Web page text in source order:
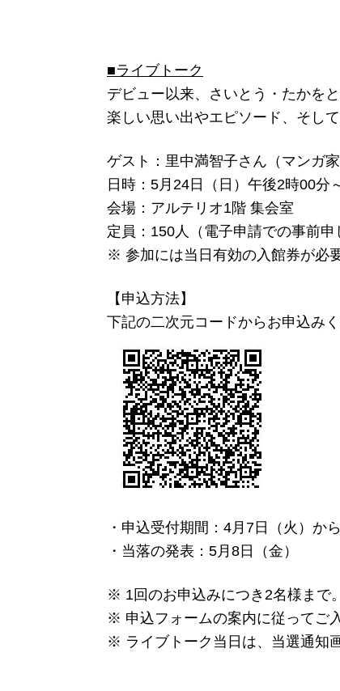
■ライブトーク
デビュー以来、さいとう・たかを
楽しい思い出やエピソード、そし
ゲスト：里中満智子さん（マンガ
日時：5月24日（日）午後2時00分
会場：アルテリオ1階 集会室
定員：150人（電子申請での事前申
※ 参加には当日有効の入館券が必要
【申込方法】
下記の二次元コードからお申込みく
・申込受付期間：4月7日（火）か
・当落の発表：5月8日（金）
※ 1回のお申込みにつき2名様まで。
※ 申込フォームの案内に従ってご
※ ライブトーク当日は、当選通知